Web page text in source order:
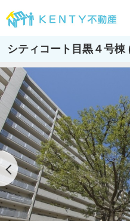
シティコート目黒４号棟